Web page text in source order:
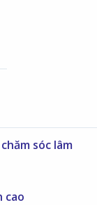
sóc lâm
cao